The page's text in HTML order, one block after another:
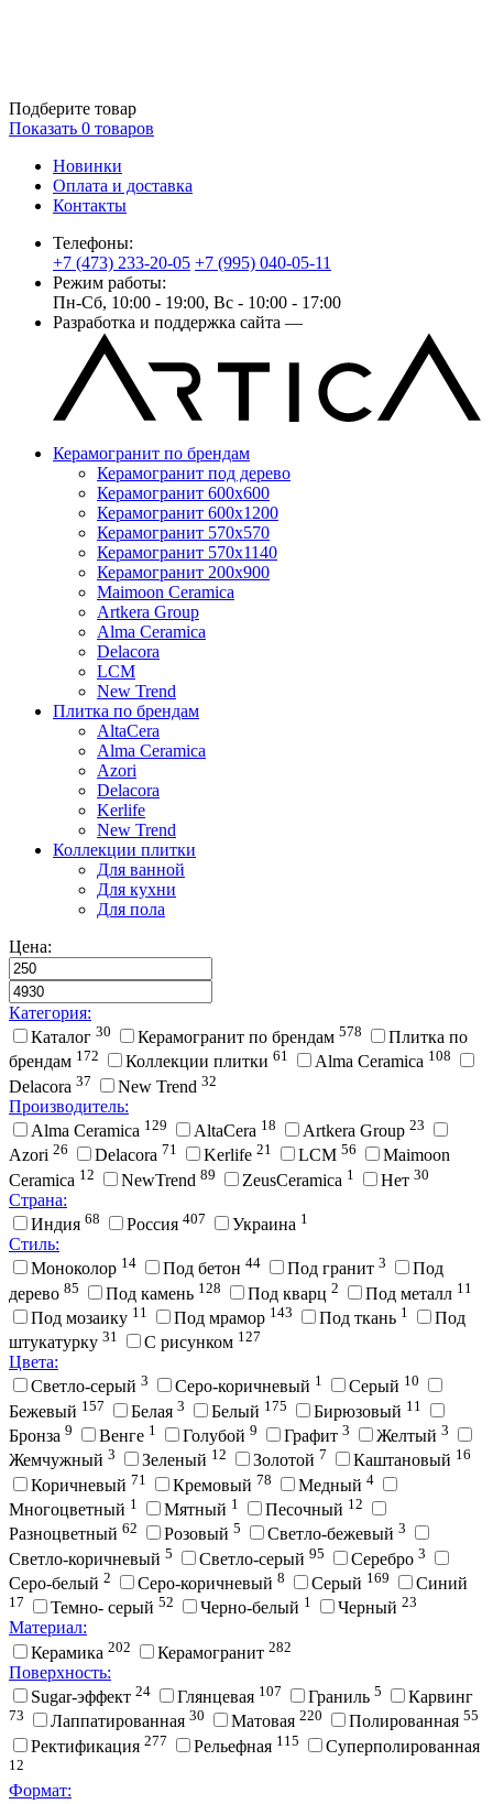
Подберите товар
Показать 0 товаров
Новинки
Оплата и доставка
Контакты
Телефоны:
+7 (473) 233-20-05 +7 (995) 040-05-11
Режим работы:
Пн-Сб, 10:00 - 19:00, Вс - 10:00 - 17:00
Разработка и поддержка сайта —
Керамогранит по брендам
Керамогранит под дерево
Керамогранит 600x600
Керамогранит 600x1200
Керамогранит 570x570
Керамогранит 570x1140
Керамогранит 200x900
Maimoon Ceramica
Artkera Group
Alma Ceramica
Delacora
LCM
New Trend
Плитка по брендам
AltaCera
Аlma Ceramica
Azori
Delacora
Kerlife
New Trend
Коллекции плитки
Для ванной
Для кухни
Для пола
Цена:
Категория:
Каталог 30 Керамогранит по брендам 578
Плитка по
брендам 172 Коллекции плитки 61 Alma Ceramica 108
Delacora 37 New Trend 32
Производитель:
Alma Ceramica 129 AltaCera 18 Artkera Group 23
Azori 26 Delacora 71 Kerlife 21 LCM 56
Maimoon
Ceramica 12 NewTrend 89 ZeusCeramica 1 Нет 30
Страна:
Индия 68 Россия 407 Украина 1
Стиль:
Моноколор 14 Под бетон 44 Под гранит 3
Под
дерево 85 Под камень 128 Под кварц 2 Под металл 11
Под мозаику 11 Под мрамор 143 Под ткань 1
Под
штукатурку 31 С рисунком 127
Цвета:
Cветло-серый 3 Cеро-коричневый 1 Cерый 10
Бежевый 157 Белая 3 Белый 175 Бирюзовый 11
Бронза 9 Венге 1 Голубой 9 Графит 3 Желтый 3
Жемчужный 3 Зеленый 12 Золотой 7 Каштановый 16
Коричневый 71 Кремовый 78 Медный 4
Многоцветный 1 Мятный 1 Песочный 12
Разноцветный 62 Розовый 5 Светло-бежевый 3
Светло-коричневый 5 Светло-серый 95 Серебро 3
Серо-белый 2 Серо-коричневый 8 Серый 169 Синий
17 Темно- серый 52 Черно-белый 1 Черный 23
Материал:
Керамика 202 Керамогранит 282
Поверхность:
Sugar-эффект 24 Глянцевая 107 Граниль 5 Карвинг
73 Лаппатированная 30 Матовая 220 Полированная 55
Ректификация 277 Рельефная 115 Суперполированная
12
Формат: